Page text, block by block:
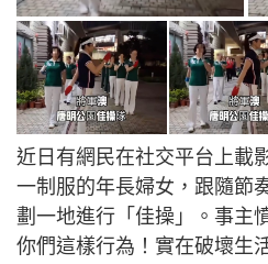
近日有網民在社交平台上載
一制服的年長婦女，跟隨節
劃一地進行「佳操」。事主
你們這樣行為！實在破壞生